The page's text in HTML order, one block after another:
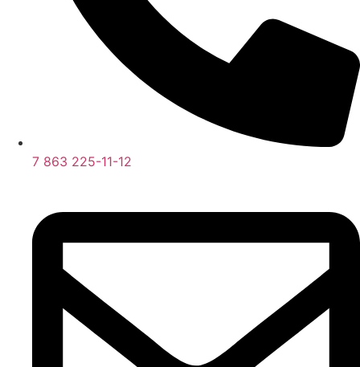
7 863 225-11-12